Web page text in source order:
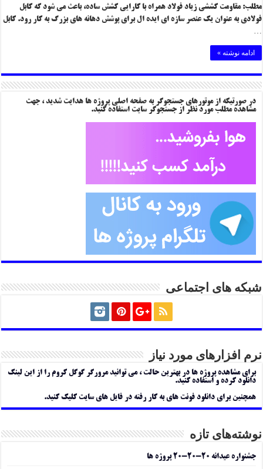
مطلب: مقاومت کششی زیاد فولاد همراه با کارایی کشش ساده، باعث می شود که کابل
فولادی به عنوان یک عنصر سازه ای ایده ال برای پوشش دهانه های بزرگ به کار رود. کابل
…
ادامه نوشته »
در صورتیکه از موتورهای جستجوگر به صفحه اصلی پروژه ها هدایت شدید ، جهت
مشاهده مطلب مورد نظر از جستجوگر سایت استفاده کنید.
شبکه های اجتماعی
نرم افزارهای مورد نیاز
برای مشاهده پروژه ها در بهترین حالت ، می توانید مرورگر گوگل کروم را از این لینک
دانلود کرده و استفاده کنید.
همچنین برای دانلود فونت های به کار رفته در فایل های سایت کلیک کنید.
نوشته‌های تازه
جشنواره عیدانه ۲۰-۲۰-۲۰ پروژه ها